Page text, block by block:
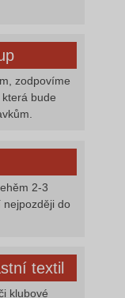
zodpovíme
bude
2-3
do
textil
klubové